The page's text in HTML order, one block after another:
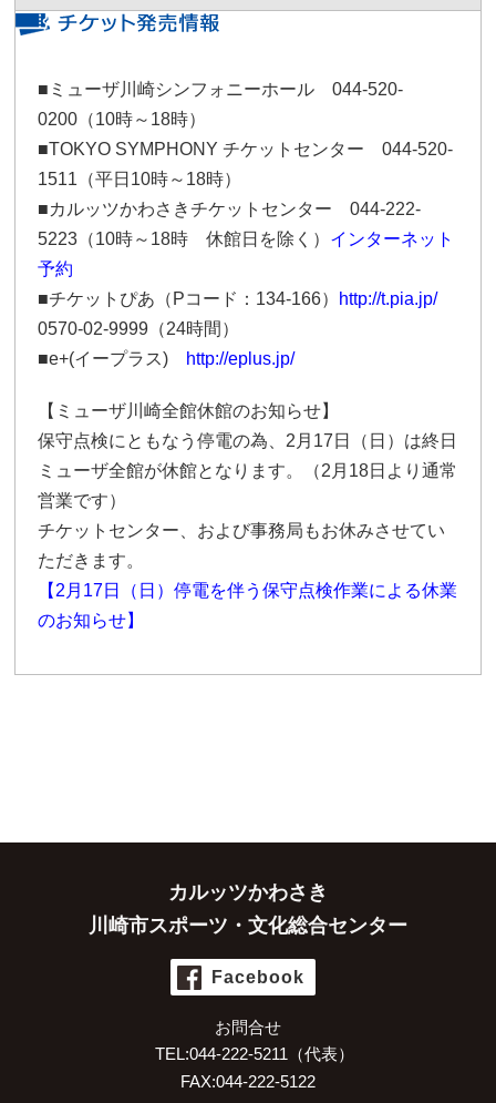
■ミューザ川崎シンフォニーホール 044-520-
0200（10時～18時）
■TOKYO SYMPHONY チケットセンター 044-520-
1511（平日10時～18時）
■カルッツかわさきチケットセンター 044-222-
5223（10時～18時 休館日を除く） インターネット
予約
■チケットぴあ（Pコード：134-166） http://t.pia.jp/
0570-02-9999（24時間）
■e+(イープラス) http://eplus.jp/
【ミューザ川崎全館休館のお知らせ】
保守点検にともなう停電の為、2月17日（日）は終日
ミューザ全館が休館となります。（2月18日より通常
営業です）
チケットセンター、および事務局もお休みさせてい
ただきます。
【2月17日（日）停電を伴う保守点検作業による休業
のお知らせ】
カルッツかわさき
川崎市スポーツ・文化総合センター
Facebook
お問合せ
TEL:044-222-5211（代表）
FAX:044-222-5122